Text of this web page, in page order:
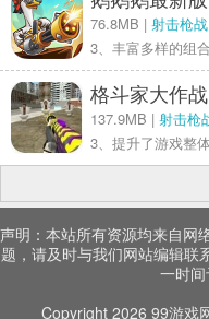
76.8MB | 射击枪战
格斗家大作战
137.9MB | 射击枪
3、提升了游戏整
声明：本站所有资源均来自网
题，请及时与我们网站编辑
一时间
Copyright 2026 99游戏